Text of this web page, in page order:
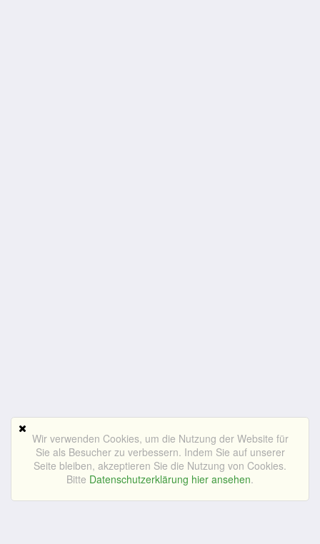
Wir verwenden Cookies, um die Nutzung der Website für
Sie als Besucher zu verbessern. Indem Sie auf unserer
Seite bleiben, akzeptieren Sie die Nutzung von Cookies.
Bitte Datenschutzerklärung hier ansehen.